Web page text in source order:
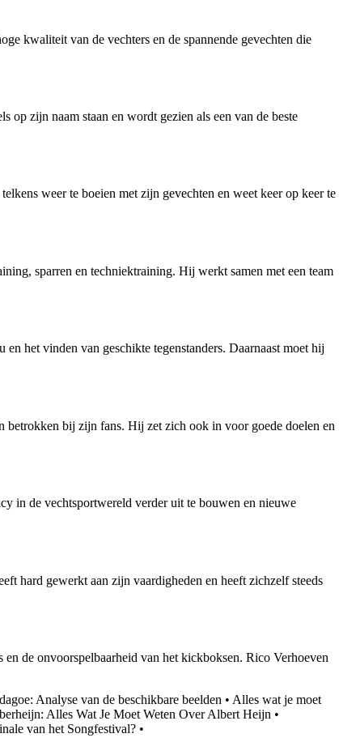
kwaliteit van de vechters en de spannende gevechten die
op zijn naam staan en wordt gezien als een van de beste
weer te boeien met zijn gevechten en weet keer op keer te
sparren en techniektraining. Hij werkt samen met een team
het vinden van geschikte tegenstanders. Daarnaast moet hij
betrokken bij zijn fans. Hij zet zich ook in voor goede doelen en
in de vechtsportwereld verder uit te bouwen en nieuwe
hard gewerkt aan zijn vaardigheden en heeft zichzelf steeds
de onvoorspelbaarheid van het kickboksen. Rico Verhoeven
Analyse van de beschikbare beelden • Alles wat je moet
Alles Wat Je Moet Weten Over Albert Heijn •
van het Songfestival? •